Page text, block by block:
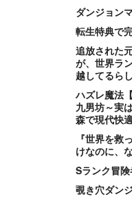
ダンジョン
転生特典で
追放された
が、世界ラ
越してるら
ハズレ魔法
九男坊～実
森で現代快
『世界を救
けなのに、
Sランク冒
覗き穴ダン